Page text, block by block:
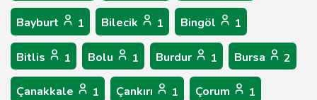
Bayburt 1 Bilecik 1 Bingöl 1
Bitlis 1 Bolu 1 Burdur 1 Bursa 2
Çanakkale 1 Çankırı 1 Çorum 1